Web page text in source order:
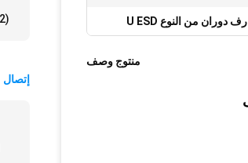
(22)
إتصال
رف دوران من النوع U ESD
منتوج وصف